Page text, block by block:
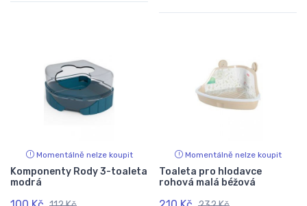
Momentálně nelze koupit
Komponenty Rody 3-toaleta
modrá
Momentálně nelze koupit
Toaleta pro hlodavce
rohová malá béžová